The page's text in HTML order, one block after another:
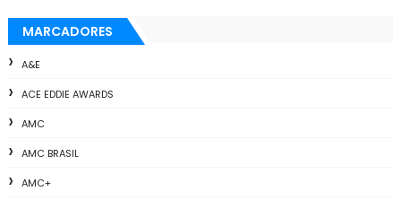
MARCADORES
A&E
ACE EDDIE AWARDS
AMC
AMC BRASIL
AMC+